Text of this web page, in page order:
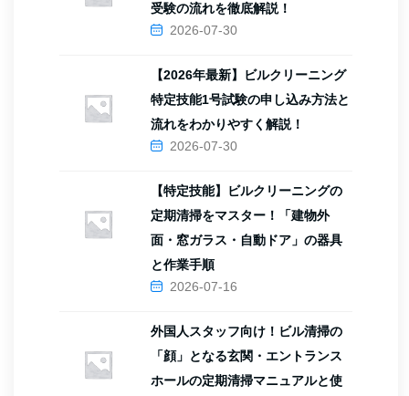
受験の流れを徹底解説！
2026-07-30
【2026年最新】ビルクリーニング
特定技能1号試験の申し込み方法と
流れをわかりやすく解説！
2026-07-30
【特定技能】ビルクリーニングの
定期清掃をマスター！「建物外
面・窓ガラス・自動ドア」の器具
と作業手順
2026-07-16
外国人スタッフ向け！ビル清掃の
「顔」となる玄関・エントランス
ホールの定期清掃マニュアルと使